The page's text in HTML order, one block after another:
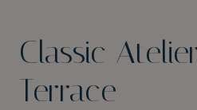
Classic
Terrace